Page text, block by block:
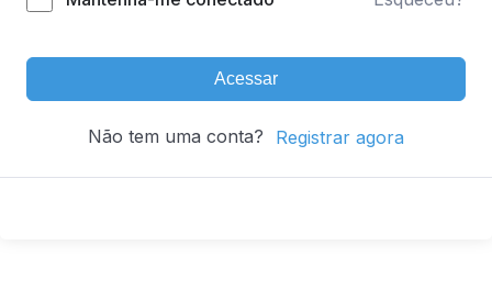
Acessar
Não tem uma conta? Registrar agora